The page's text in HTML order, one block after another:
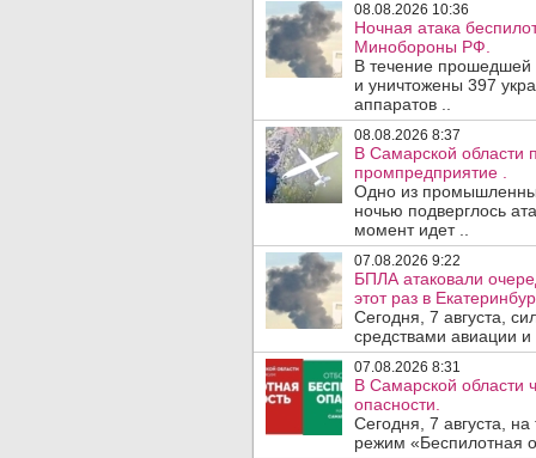
08.08.2026 10:36
Ночная атака
Минобороны РФ.
В течение
и уничтожены 397
аппаратов ..
08.08.2026 8:37
В Самарской области
промпредприятие .
Одно из
ночью подверглось
момент идет ..
07.08.2026 9:22
БПЛА атаковали
этот раз в
Сегодня, 7 августа,
средствами авиации
07.08.2026 8:31
В Самарской области
опасности.
Сегодня, 7 августа,
режим «Беспилотная